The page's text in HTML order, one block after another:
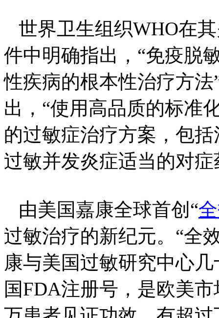
世界卫生组织WHO在
件中明确指出，“免疫脱
性疾病的根本性治疗方
出，“使用高品质的标准
的过敏症治疗方案，包
过敏并发炎症适当的对
由美国嘉康全球首创“
过敏治疗的新纪元。“全
康与美国过敏研究中心
国FDA注册号，是欧美